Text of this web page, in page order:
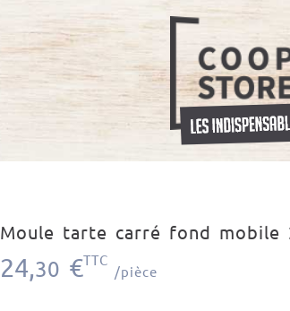
Moule tarte carré fond mobile
24,30 €TTC
/pièce